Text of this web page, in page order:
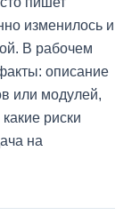
изменилось и
В рабочем
описание
или модулей,
риски
на